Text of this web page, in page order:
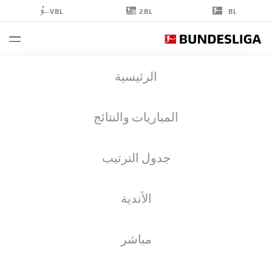
BL
2BL
VBL
الرئيسية
المباريات والنتائج
جدول الترتيب
الأندية
مباشر